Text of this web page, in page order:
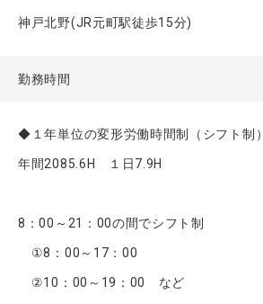
神戸北野(JR元町駅徒歩15分)
勤務時間
◆１年単位の変形労働時間制（シフト制）
年間2085.6H １日7.9H
8：00～21：00の間でシフト制
①8：00～17：00
②10：00～19：00 など